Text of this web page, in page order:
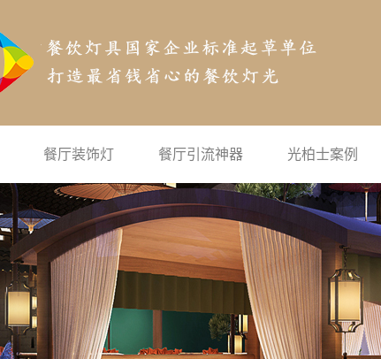
餐厅装饰灯 餐厅引流神器
空气投影
地面互动投影
宴会厅全息投影
光柏士案例